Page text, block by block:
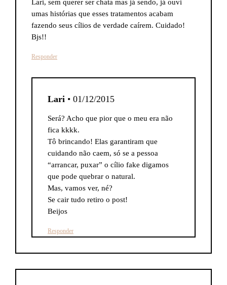
Lari, sem querer ser chata mas já sendo, já ouvi
umas histórias que esses tratamentos acabam
fazendo seus cílios de verdade caírem. Cuidado!
Bjs!!
Responder
Lari • 01/12/2015
Será? Acho que pior que o meu era não
fica kkkk.
Tô brincando! Elas garantiram que
cuidando não caem, só se a pessoa
“arrancar, puxar” o cílio fake digamos
que pode quebrar o natural.
Mas, vamos ver, né?
Se cair tudo retiro o post!
Beijos
Responder